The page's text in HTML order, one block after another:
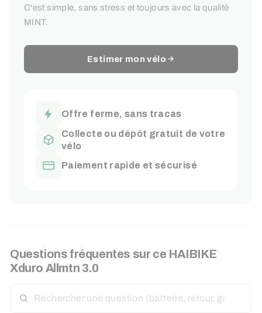
C'est simple, sans stress et toujours avec la qualité
MINT.
Estimer mon vélo
Offre ferme, sans tracas
Collecte ou dépôt gratuit de votre
vélo
Paiement rapide et sécurisé
Questions fréquentes sur ce HAIBIKE
Xduro Allmtn 3.0
UNE